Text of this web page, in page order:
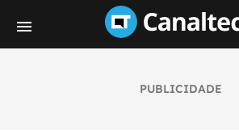
PUBLICIDADE